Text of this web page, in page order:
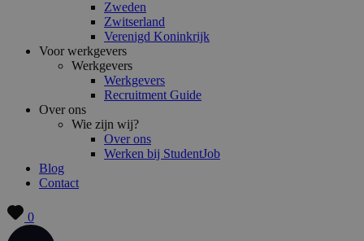
Zweden
Zwitserland
Verenigd Koninkrijk
Voor werkgevers
Werkgevers
Werkgevers
Recruitment Guide
Over ons
Wie zijn wij?
Over ons
Werken bij StudentJob
Blog
Contact
0